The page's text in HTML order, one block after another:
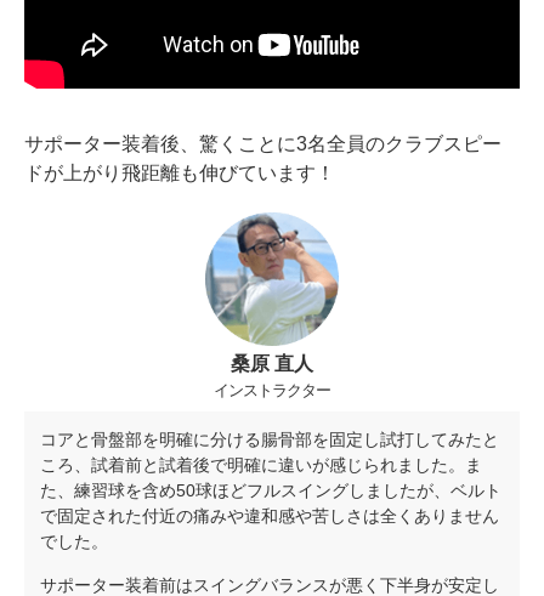
サポーター装着後、驚くことに3名全員のクラブスピー
ドが上がり飛距離も伸びています！
桑原 直人
インストラクター
コアと骨盤部を明確に分ける腸骨部を固定し試打してみたと
ころ、試着前と試着後で明確に違いが感じられました。ま
た、練習球を含め50球ほどフルスイングしましたが、ベルト
で固定された付近の痛みや違和感や苦しさは全くありません
でした。
サポーター装着前はスイングバランスが悪く下半身が安定し